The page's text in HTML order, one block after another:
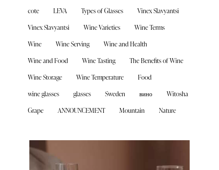
cote LEVA Types of Glasses
Vinex Slavyantsi
Vinex Slavyantsi
Wine Varieties
Wine Terms
Wine
Wine Serving
Wine and Health
Wine and Food
Wine Tasting
The Benefits of Wine
Wine Storage
Wine Temperature
Food
wine glasses
glasses Sweden вино
Witosha
Grape
ANNOUNCEMENT Mountain Nature